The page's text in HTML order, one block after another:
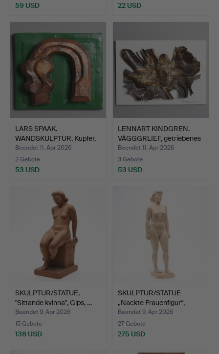
59 USD 22 USD
LARS SPAAK.
WANDSKULPTUR, Kupfer,
Blech, „…
Beendet 11. Apr 2026
2 Gebote
53 USD
LENNART KINDGREN.
VÄGGGRLIEF, getriebenes
…
Beendet 11. Apr 2026
3 Gebote
53 USD
SKULPTUR/STATUE,
"Sittande kvinna", Gips, …
Beendet 9. Apr 2026
15 Gebote
138 USD
SKULPTUR/STATUE
„Nackte Frauenfigur“,
Gips…
Beendet 9. Apr 2026
27 Gebote
275 USD